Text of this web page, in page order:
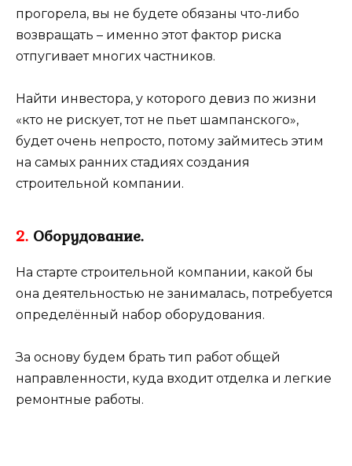
прогорела, вы не будете обязаны что-либо
возвращать – именно этот фактор риска
отпугивает многих частников.
Найти инвестора, у которого девиз по жизни
«кто не рискует, тот не пьет шампанского»,
будет очень непросто, потому займитесь этим
на самых ранних стадиях создания
строительной компании.
2. Оборудование.
На старте строительной компании, какой бы
она деятельностью не занималась, потребуется
определённый набор оборудования.
За основу будем брать тип работ общей
направленности, куда входит отделка и легкие
ремонтные работы.